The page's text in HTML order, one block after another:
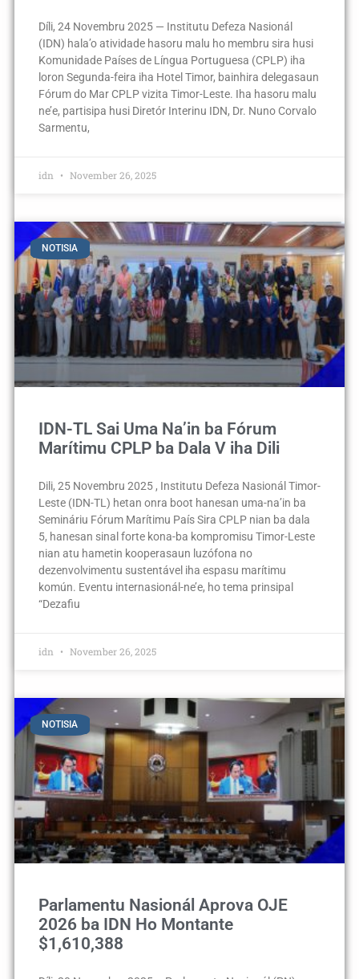
Díli, 24 Novembru 2025 — Institutu Defeza Nasionál
(IDN) hala’o atividade hasoru malu ho membru sira husi
Komunidade Países de Língua Portuguesa (CPLP) iha
loron Segunda-feira iha Hotel Timor, bainhira delegasaun
Fórum do Mar CPLP vizita Timor-Leste. Iha hasoru malu
ne’e, partisipa husi Diretór Interinu IDN, Dr. Nuno Corvalo
Sarmentu,
idn November 26, 2025
NOTISIA
IDN-TL Sai Uma Na’in ba Fórum
Marítimu CPLP ba Dala V iha Dili
Dili, 25 Novembru 2025 , Institutu Defeza Nasionál Timor-
Leste (IDN-TL) hetan onra boot hanesan uma-na’in ba
Semináriu Fórum Marítimu País Sira CPLP nian ba dala
5, hanesan sinal forte kona-ba kompromisu Timor-Leste
nian atu hametin kooperasaun luzófona no
dezenvolvimentu sustentável iha espasu marítimu
komún. Eventu internasionál-ne’e, ho tema prinsipal
“Dezafiu
idn November 26, 2025
NOTISIA
Parlamentu Nasionál Aprova OJE
2026 ba IDN Ho Montante
$1,610,388